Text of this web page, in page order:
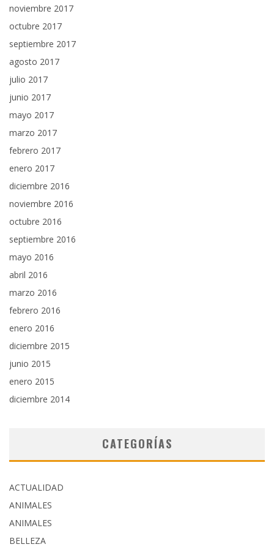
noviembre 2017
octubre 2017
septiembre 2017
agosto 2017
julio 2017
junio 2017
mayo 2017
marzo 2017
febrero 2017
enero 2017
diciembre 2016
noviembre 2016
octubre 2016
septiembre 2016
mayo 2016
abril 2016
marzo 2016
febrero 2016
enero 2016
diciembre 2015
junio 2015
enero 2015
diciembre 2014
CATEGORÍAS
ACTUALIDAD
ANIMALES
ANIMALES
BELLEZA